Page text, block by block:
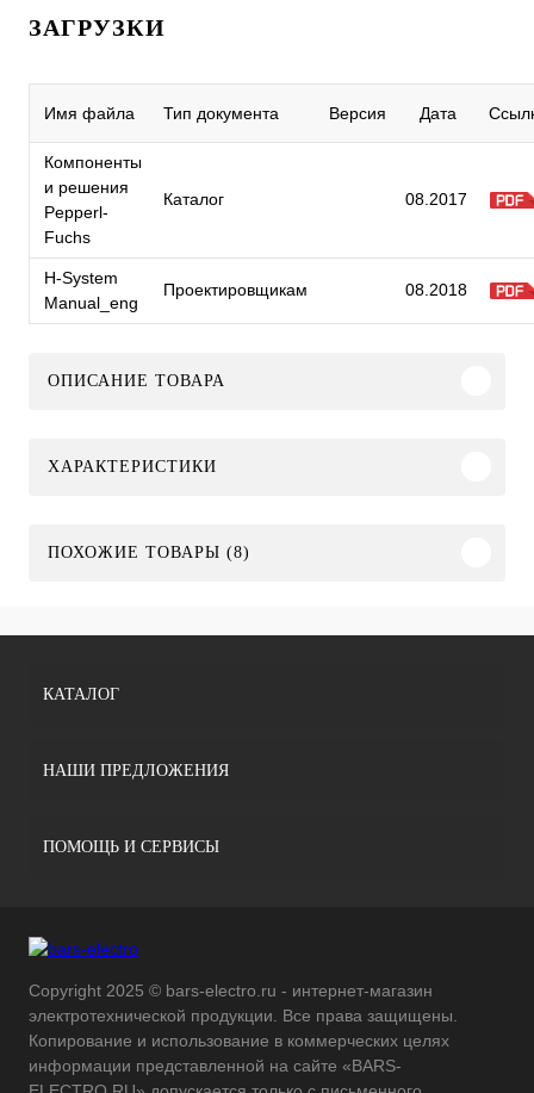
ЗАГРУЗКИ
Имя файла Тип документа Версия Дата
Компоненты
и решения
Pepperl-
Fuchs
Каталог 08.2017
H-System
Manual_eng
Проектировщикам 08.2018
ОПИСАНИЕ ТОВАРА
ХАРАКТЕРИСТИКИ
ПОХОЖИЕ ТОВАРЫ (8)
КАТАЛОГ
НАШИ ПРЕДЛОЖЕНИЯ
ПОМОЩЬ И СЕРВИСЫ
Copyright 2025 © bars-electro.ru - интернет-магазин
электротехнической продукции. Все права защищены.
Копирование и использование в коммерческих целях
информации представленной на сайте «BARS-